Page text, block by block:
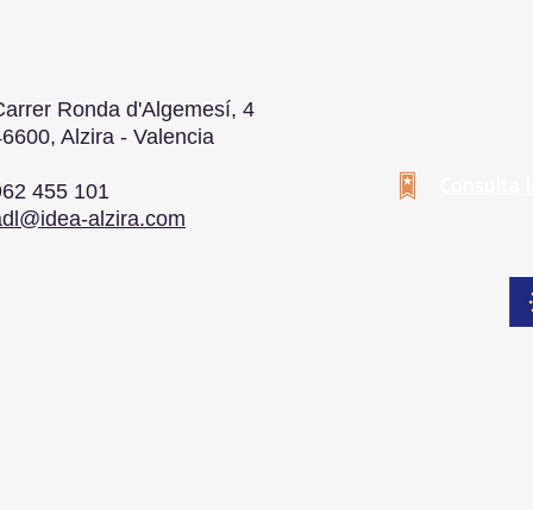
Ronda d'Algemesí, 4
Alzira - Valencia
455 101
alzira.com